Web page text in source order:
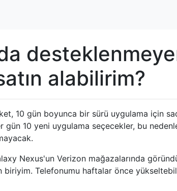
alabilirim?
10 gün boyunca bir sürü uygulama için
10 yeni uygulama seçecekler, bu
Nexus'un Verizon mağazalarında
biriyim. Telefonumu haftalar önce